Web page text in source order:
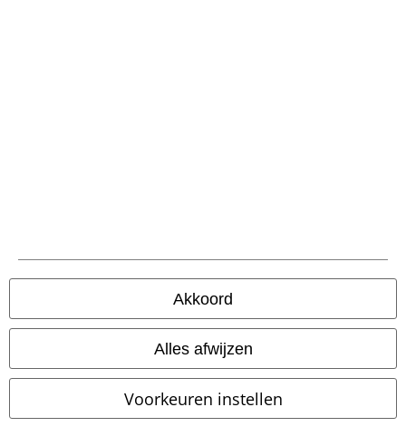
Akkoord
Alles afwijzen
Voorkeuren instellen